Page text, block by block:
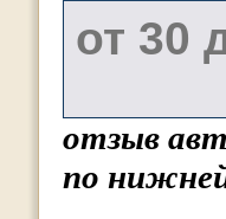
отзыв
по